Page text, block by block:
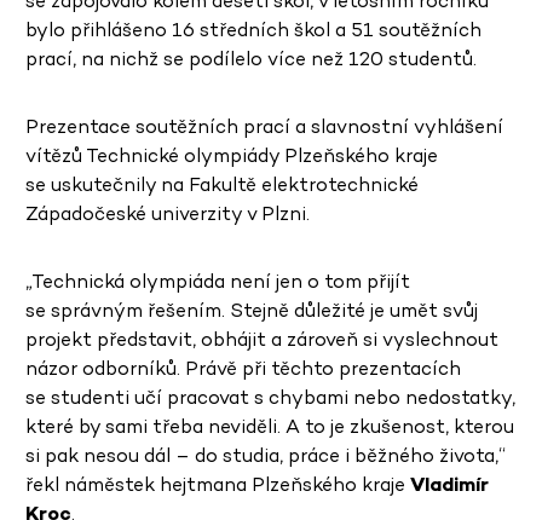
bylo přihlášeno 16 středních škol a 51 soutěžních
prací, na nichž se podílelo více než 120 studentů.
Prezentace soutěžních prací a slavnostní vyhlášení
vítězů Technické olympiády Plzeňského kraje
se uskutečnily na Fakultě elektrotechnické
Západočeské univerzity v Plzni.
„Technická olympiáda není jen o tom přijít
se správným řešením. Stejně důležité je umět svůj
projekt představit, obhájit a zároveň si vyslechnout
názor odborníků. Právě při těchto prezentacích
se studenti učí pracovat s chybami nebo nedostatky,
které by sami třeba neviděli. A to je zkušenost, kterou
si pak nesou dál – do studia, práce i běžného života,“
řekl náměstek hejtmana Plzeňského kraje Vladimír
Kroc.